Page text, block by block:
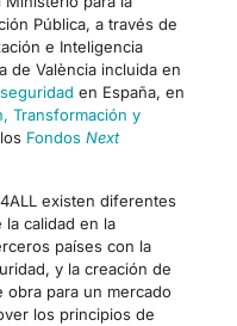
Pública, a través de
e Inteligencia
de València incluida en
en España, en
Transformación y
Fondos Next
existen diferentes
calidad en la
países con la
y la creación de
obra para un mercado
los principios de